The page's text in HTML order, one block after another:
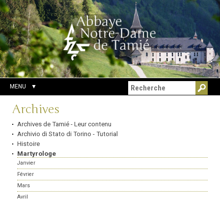
Aller
au
contenu.
|
Aller
à
la
navigation
Outils
personnels
Chercher par
Recherche
avancée…
MENU
Navigation
Archives
Archives de Tamié - Leur contenu
Archivio di Stato di Torino - Tutorial
Histoire
Martyrologe
Janvier
Février
Mars
Avril